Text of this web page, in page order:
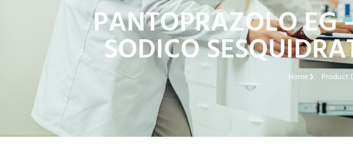
PANTOPRAZOLO EG
SODICO
Home Product